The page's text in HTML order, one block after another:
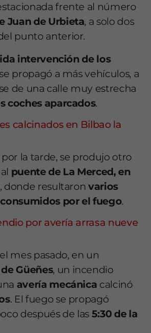
frente al número
Juan de Urbieta, a solo dos
punto anterior.
intervención de los
propagó a más vehículos, a
de una calle muy estrecha
coches aparcados.
calcinados en Bilbao la
la tarde, se produjo otro
puente de La Merced, en
, donde resultaronvarios
por el fuego.
por avería arrasa nueve
mes pasado, en un
Güeñes, un incendio
avería mecánica calcinó
. El fuego se propagó
después de las 5:30 de la